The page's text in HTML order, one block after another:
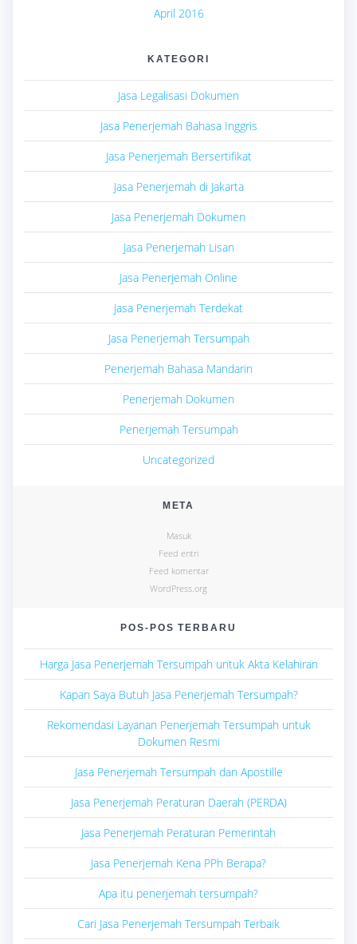
April 2016
KATEGORI
Jasa Legalisasi Dokumen
Jasa Penerjemah Bahasa Inggris
Jasa Penerjemah Bersertifikat
Jasa Penerjemah di Jakarta
Jasa Penerjemah Dokumen
Jasa Penerjemah Lisan
Jasa Penerjemah Online
Jasa Penerjemah Terdekat
Jasa Penerjemah Tersumpah
Penerjemah Bahasa Mandarin
Penerjemah Dokumen
Penerjemah Tersumpah
Uncategorized
META
Masuk
Feed entri
Feed komentar
WordPress.org
POS-POS TERBARU
Harga Jasa Penerjemah Tersumpah untuk Akta Kelahiran
Kapan Saya Butuh Jasa Penerjemah Tersumpah?
Rekomendasi Layanan Penerjemah Tersumpah untuk
Dokumen Resmi
Jasa Penerjemah Tersumpah dan Apostille
Jasa Penerjemah Peraturan Daerah (PERDA)
Jasa Penerjemah Peraturan Pemerintah
Jasa Penerjemah Kena PPh Berapa?
Apa itu penerjemah tersumpah?
Cari Jasa Penerjemah Tersumpah Terbaik